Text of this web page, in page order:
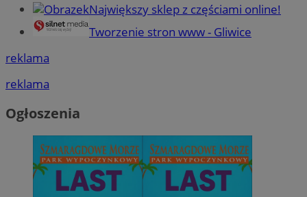
Największy sklep z częściami online!
Tworzenie stron www - Gliwice
reklama
reklama
Ogłoszenia